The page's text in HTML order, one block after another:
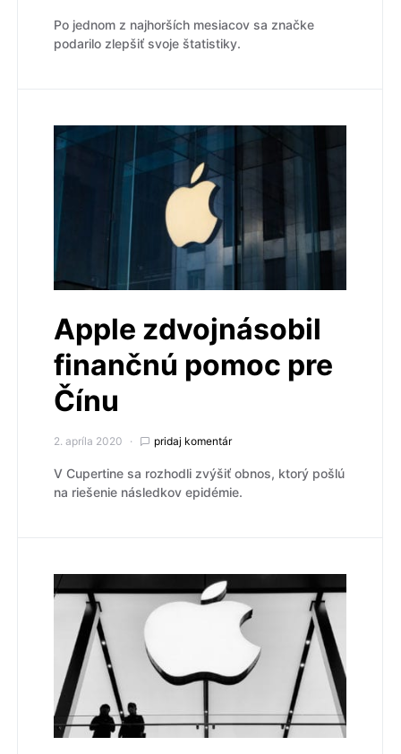
Po jednom z najhorších mesiacov sa značke
podarilo zlepšiť svoje štatistiky.
Apple zdvojnásobil
finančnú pomoc pre
Čínu
2. apríla 2020 pridaj komentár
V Cupertine sa rozhodli zvýšiť obnos, ktorý pošlú
na riešenie následkov epidémie.